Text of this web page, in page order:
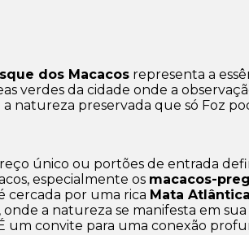
dos Macacos representa a
verdes da cidade onde a
natureza preservada que só Foz
único ou portões de entrada
especialmente os macacos-
cercada por uma rica Mata Atlântica
a natureza se manifesta em
um convite para uma conexão